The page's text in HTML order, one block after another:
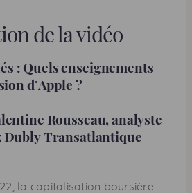
de la vidéo
: Quels enseignements
d’Apple?
Rousseau, analyste
Dubly Transatlantique
la capitalisation boursière